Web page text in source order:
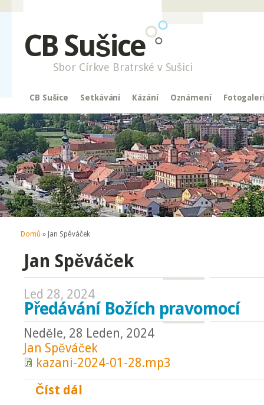
CB Sušice
Sbor Církve Bratrské v Sušici
CB Sušice Setkávání Kázání Oznámení
Jste zde
Domů » Jan Spěváček
Jan Spěváček
Led 28, 2024
Předávání Božích pravomocí
Neděle, 28 Leden, 2024
Jan Spěváček
kazani-2024-01-28.mp3
Číst dál